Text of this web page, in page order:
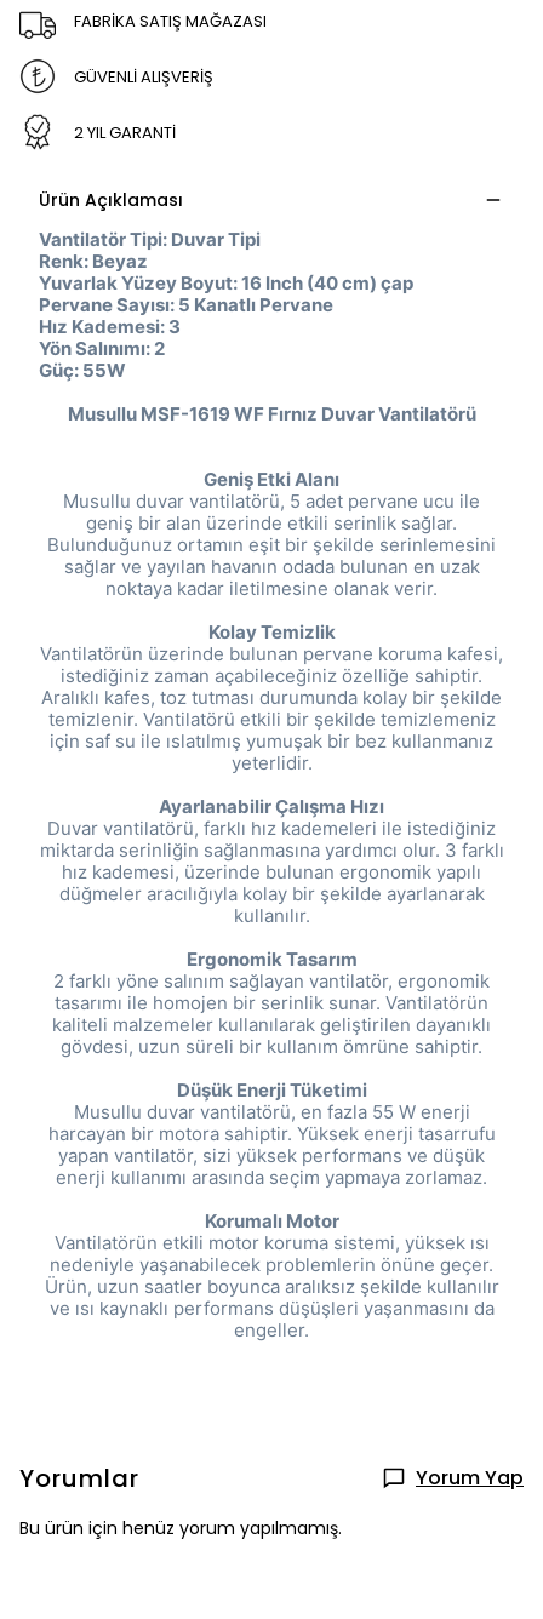
FABRİKA SATIŞ MAĞAZASI
GÜVENLİ ALIŞVERİŞ
2 YIL GARANTİ
Ürün Açıklaması
Vantilatör Tipi: Duvar Tipi
Renk: Beyaz
Yuvarlak Yüzey Boyut: 16 Inch (40 cm) çap
Pervane Sayısı: 5 Kanatlı Pervane
Hız Kademesi: 3
Yön Salınımı: 2
Güç: 55W
Musullu MSF-1619 WF Fırnız Duvar Vantilatörü
Geniş Etki Alanı
Musullu duvar vantilatörü, 5 adet pervane ucu ile
geniş bir alan üzerinde etkili serinlik sağlar.
Bulunduğunuz ortamın eşit bir şekilde serinlemesini
sağlar ve yayılan havanın odada bulunan en uzak
noktaya kadar iletilmesine olanak verir.
Kolay Temizlik
Vantilatörün üzerinde bulunan pervane koruma kafesi,
istediğiniz zaman açabileceğiniz özelliğe sahiptir.
Aralıklı kafes, toz tutması durumunda kolay bir şekilde
temizlenir. Vantilatörü etkili bir şekilde temizlemeniz
için saf su ile ıslatılmış yumuşak bir bez kullanmanız
yeterlidir.
Ayarlanabilir Çalışma Hızı
Duvar vantilatörü, farklı hız kademeleri ile istediğiniz
miktarda serinliğin sağlanmasına yardımcı olur. 3 farklı
hız kademesi, üzerinde bulunan ergonomik yapılı
düğmeler aracılığıyla kolay bir şekilde ayarlanarak
kullanılır.
Ergonomik Tasarım
2 farklı yöne salınım sağlayan vantilatör, ergonomik
tasarımı ile homojen bir serinlik sunar. Vantilatörün
kaliteli malzemeler kullanılarak geliştirilen dayanıklı
gövdesi, uzun süreli bir kullanım ömrüne sahiptir.
Düşük Enerji Tüketimi
Musullu duvar vantilatörü, en fazla 55 W enerji
harcayan bir motora sahiptir. Yüksek enerji tasarrufu
yapan vantilatör, sizi yüksek performans ve düşük
enerji kullanımı arasında seçim yapmaya zorlamaz.
Korumalı Motor
Vantilatörün etkili motor koruma sistemi, yüksek ısı
nedeniyle yaşanabilecek problemlerin önüne geçer.
Ürün, uzun saatler boyunca aralıksız şekilde kullanılır
ve ısı kaynaklı performans düşüşleri yaşanmasını da
engeller.
Yorumlar Yorum Yap
Bu ürün için henüz yorum yapılmamış.